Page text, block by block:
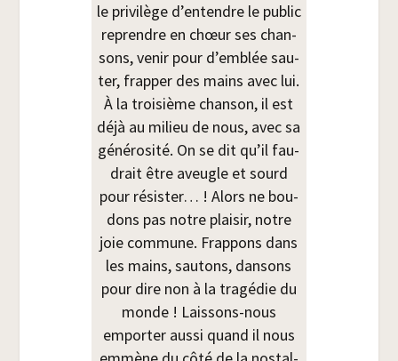
le pri­vi­lège d’entendre le public
reprendre en chœur ses chan­
sons, venir pour d’emblée sau­
ter, frap­per des mains avec lui.
À la troi­sième chan­son, il est
déjà au milieu de nous, avec sa
géné­ro­si­té. On se dit qu’il fau­
drait être aveugle et sourd
pour résis­ter… ! Alors ne bou­
dons pas notre plai­sir, notre
joie com­mune. Frap­pons dans
les mains, sau­tons, dan­sons
pour dire non à la tra­gé­die du
monde ! Lais­sons-nous
empor­ter aus­si quand il nous